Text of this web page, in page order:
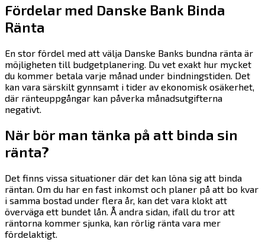
Fördelar med Danske Bank Binda
Ränta
En stor fördel med att välja Danske Banks bundna ränta är
möjligheten till budgetplanering. Du vet exakt hur mycket
du kommer betala varje månad under bindningstiden. Det
kan vara särskilt gynnsamt i tider av ekonomisk osäkerhet,
där ränteuppgångar kan påverka månadsutgifterna
negativt.
När bör man tänka på att binda sin
ränta?
Det finns vissa situationer där det kan löna sig att binda
räntan. Om du har en fast inkomst och planer på att bo kvar
i samma bostad under flera år, kan det vara klokt att
överväga ett bundet lån. Å andra sidan, ifall du tror att
räntorna kommer sjunka, kan rörlig ränta vara mer
fördelaktigt.